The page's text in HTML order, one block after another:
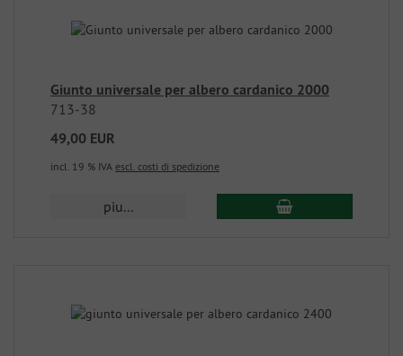
Giunto universale per albero cardanico 2000
713-38
49,00 EUR
incl. 19 % IVA escl. costi di spedizione
piu...